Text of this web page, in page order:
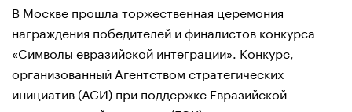
В Москве прошла торжественная церемония
награждения победителей и финалистов конкурса
«Символы евразийской интеграции». Конкурс,
организованный Агентством стратегических
инициатив (АСИ) при поддержке Евразийской